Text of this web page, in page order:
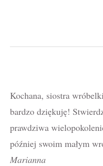
Kochana, siostra
bardzo dziękuję!
prawdziwa
później swoim małym
Marianna